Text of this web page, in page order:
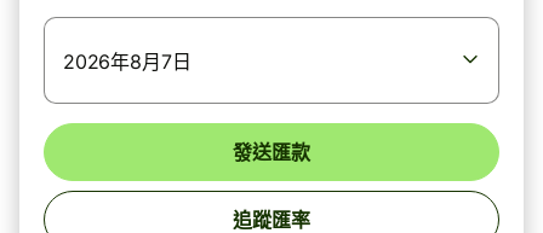
2026年8月7日
發送匯款
追蹤匯率